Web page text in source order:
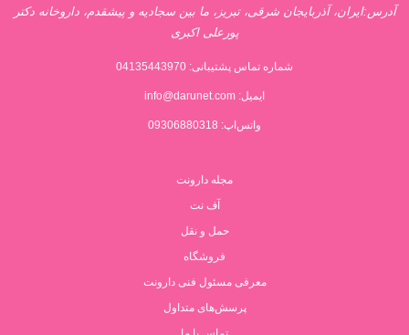
آدرس:ایران، آذربایجان شرقی، تبریز، ما بین سجادیه و پیشقدم، داروخانه دکتر
پورعلی اکبری
شماره تماس پشتیبانی: 04135443970
ایمیل: info@darunet.com
واتس‌اپ: 09306880318
مجله دارونت
آف نت
حمل و نقل
فروشگاه
معرفی مسئول فنی دارونت
پرسش‌های متداول